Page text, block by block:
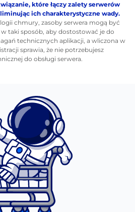
które łączy zalety serwerów
ich charakterystyczne wady.
chmury, zasoby serwera mogą być
taki sposób, aby dostostować je do
technicznych aplikacji, a wliczona w
sprawia, że nie potrzebujesz
do obsługi serwera.